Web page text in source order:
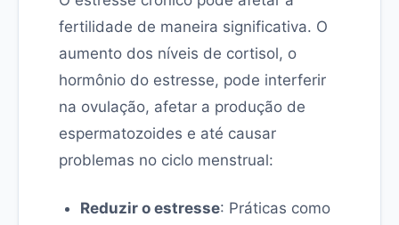
fertilidade de maneira significativa. O
aumento dos níveis de cortisol, o
hormônio do estresse, pode interferir
na ovulação, afetar a produção de
espermatozoides e até causar
problemas no ciclo menstrual:
Reduzir o estresse: Práticas como